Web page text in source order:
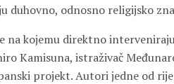
duhovno, odnosno religijsko
na kojemu direktno
Kamisuna, istraživač
projekt. Autori jedne od